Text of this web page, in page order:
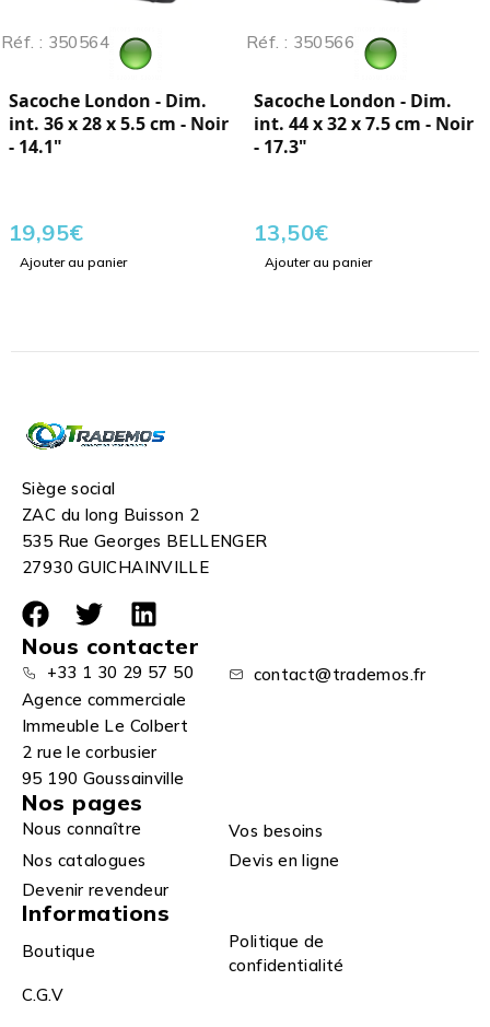
Réf. : 350564
Sacoche London - Dim.
int. 36 x 28 x 5.5 cm - Noir
- 14.1"
19,95€
Ajouter au panier
Réf. : 350566
Sacoche London - Dim.
int. 44 x 32 x 7.5 cm - Noir
- 17.3"
13,50€
Ajouter au panier
Siège social
ZAC du long Buisson 2
535 Rue Georges BELLENGER
27930 GUICHAINVILLE
Nous contacter
+33 1 30 29 57 50
contact@trademos.fr
Agence commerciale
Immeuble Le Colbert
2 rue le corbusier
95 190 Goussainville
Nos pages
Nous connaître
Vos besoins
Nos catalogues
Devis en ligne
Devenir revendeur
Informations
Boutique
Politique de
confidentialité
C.G.V